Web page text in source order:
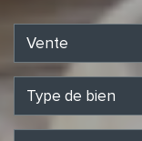
Vente
Type de bien